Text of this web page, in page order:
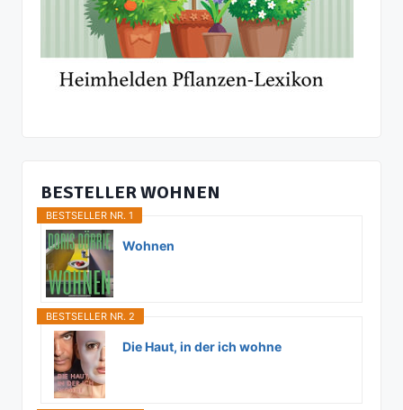
BESTELLER WOHNEN
BESTSELLER NR. 1
Wohnen
BESTSELLER NR. 2
Die Haut, in der ich wohne